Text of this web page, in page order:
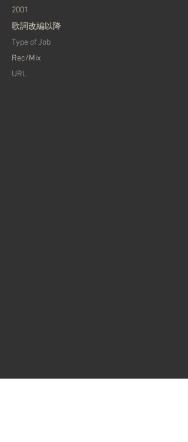
2001
歌詞改編以降
Type of Job
Rec/Mix
URL